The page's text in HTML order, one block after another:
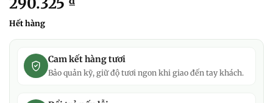
Hết hàng
Cam kết hàng tươi
Bảo quản kỹ, giữ độ tươi ngon khi giao đến tay khách.